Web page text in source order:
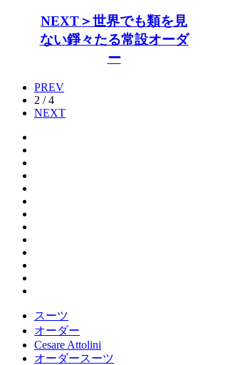
NEXT＞世界でも類を見
ない錚々たる常設オーダ
ー
PREV
2 / 4
NEXT
スーツ
オーダー
Cesare Attolini
オーダースーツ